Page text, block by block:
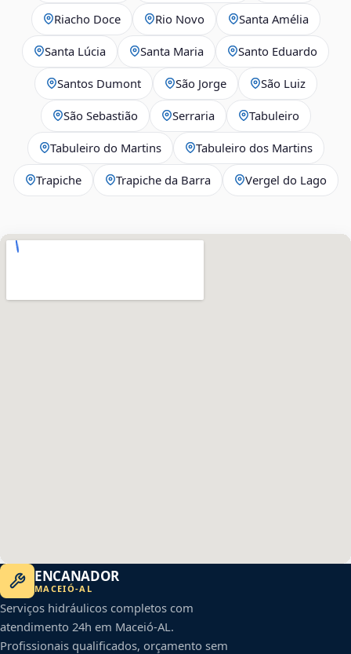
Riacho Doce Rio Novo Santa Amélia
Santa Lúcia Santa Maria Santo Eduardo
Santos Dumont São Jorge São Luiz
São Sebastião Serraria Tabuleiro
Tabuleiro do Martins Tabuleiro dos Martins
Trapiche Trapiche da Barra Vergel do Lago
ENCANADOR
MACEIÓ-AL
Serviços hidráulicos completos com
atendimento 24h em Maceió-AL.
Profissionais qualificados, orçamento sem